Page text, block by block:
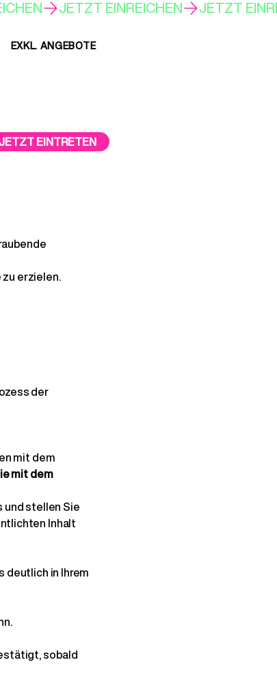
EXKL. ANGEBOTE
JETZT EINTRETEN
erzielen.
der
mit dem
mit dem
und stellen Sie
Inhalt
deutlich in Ihrem
sobald